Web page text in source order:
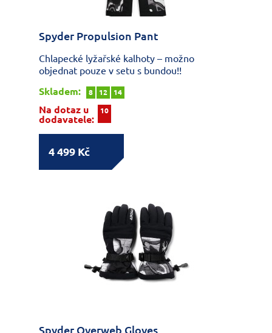
Spyder Propulsion Pant
Chlapecké lyžařské kalhoty – možno
objednat pouze v setu s bundou!!
Skladem:
8 12 14
Na dotaz u
dodavatele:
10
4 499 Kč
Spyder Overweb Gloves